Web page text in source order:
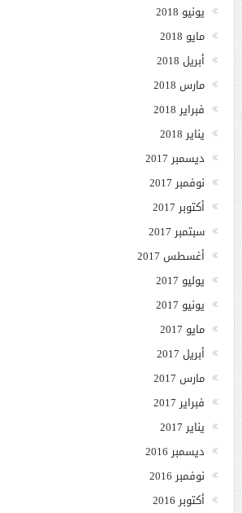
يونيو 2018
مايو 2018
أبريل 2018
مارس 2018
فبراير 2018
يناير 2018
ديسمبر 2017
نوفمبر 2017
أكتوبر 2017
سبتمبر 2017
أغسطس 2017
يوليو 2017
يونيو 2017
مايو 2017
أبريل 2017
مارس 2017
فبراير 2017
يناير 2017
ديسمبر 2016
نوفمبر 2016
أكتوبر 2016